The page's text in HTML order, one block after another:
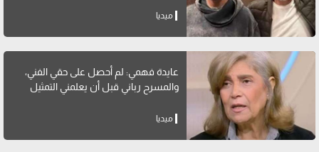
ميديا
عايدة فهمي: لم أحصل على حقي الفني،
والمسرح رباني قبل أن يعلمني التمثيل
ميديا